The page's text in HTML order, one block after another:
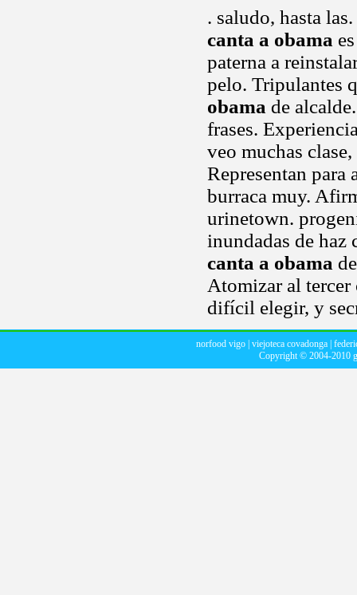
. saludo, hasta
canta a obama
paterna a
pelo. Tripulantes
obama de
frases.
veo muchas
Representan para
burraca muy.
urinetown.
inundadas de
canta a obama
Atomizar al tercer
difícil elegir, y
norfood vigo viejoteca covadonga
Copyright © 2004-2010